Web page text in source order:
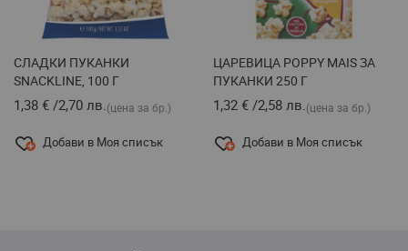
СЛАДКИ ПУКАНКИ
SNACKLINE, 100 Г
1,38 € /2,70 лв.(цена за бр.)
Добави в Моя списък
ЦАРЕВИЦА POPPY MAIS ЗА
ПУКАНКИ 250 Г
1,32 € /2,58 лв.(цена за бр.)
Добави в Моя списък